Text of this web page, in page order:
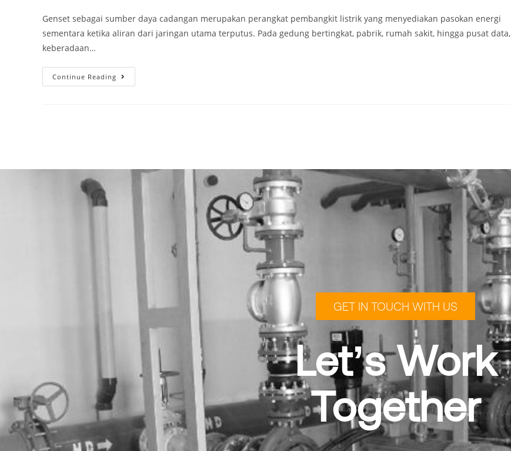
Genset sebagai sumber daya cadangan merupakan perangkat pembangkit listrik yang menyediakan pasokan energi
sementara ketika aliran dari jaringan utama terputus. Pada gedung bertingkat, pabrik, rumah sakit, hingga pusat data,
keberadaan…
Continue Reading
GET IN TOUCH WITH US
Let’s Work
Together